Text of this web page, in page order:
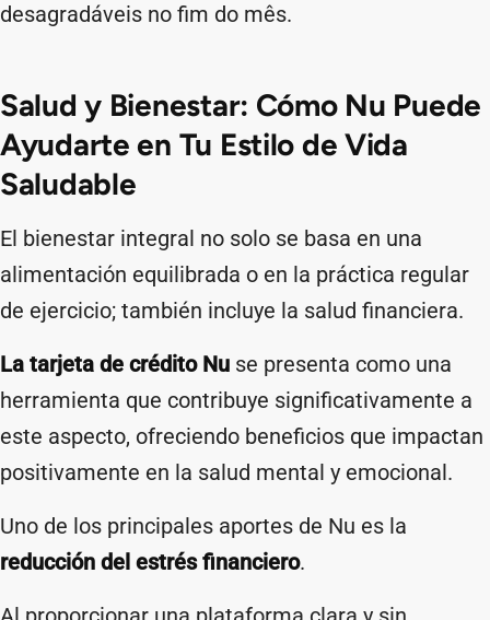
desagradáveis no fim do mês.
Salud y Bienestar: Cómo Nu Puede
Ayudarte en Tu Estilo de Vida
Saludable
El bienestar integral no solo se basa en una
alimentación equilibrada o en la práctica regular
de ejercicio; también incluye la salud financiera.
La tarjeta de crédito Nu se presenta como una
herramienta que contribuye significativamente a
este aspecto, ofreciendo beneficios que impactan
positivamente en la salud mental y emocional.​
Uno de los principales aportes de Nu es la
reducción del estrés financiero.